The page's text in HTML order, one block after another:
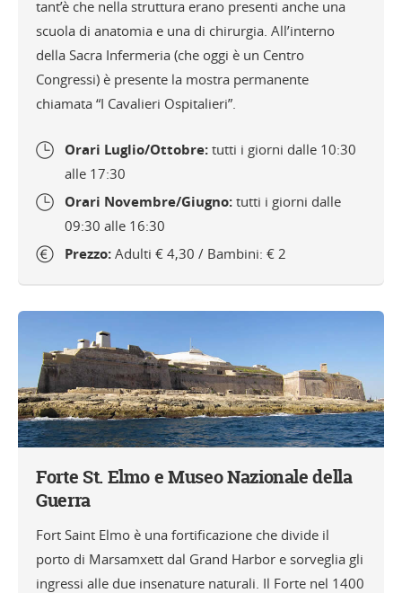
tant’è che nella struttura erano presenti anche una
scuola di anatomia e una di chirurgia. All’interno
della Sacra Infermeria (che oggi è un Centro
Congressi) è presente la mostra permanente
chiamata “I Cavalieri Ospitalieri”.
Orari Luglio/Ottobre: tutti i giorni dalle 10:30
alle 17:30
Orari Novembre/Giugno: tutti i giorni dalle
09:30 alle 16:30
Prezzo: Adulti € 4,30 / Bambini: € 2
Forte St. Elmo e Museo Nazionale della
Guerra
Fort Saint Elmo è una fortificazione che divide il
porto di Marsamxett dal Grand Harbor e sorveglia gli
ingressi alle due insenature naturali. Il Forte nel 1400